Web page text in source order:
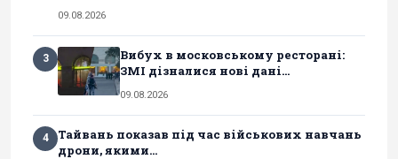
09.08.2026
3
Вибух в московському ресторані:
ЗМІ дізналися нові дані...
09.08.2026
4
Тайвань показав під час військових навчань
дрони, якими...